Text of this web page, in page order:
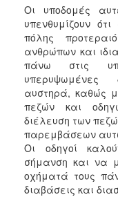
Οι υποδομές
υπενθυμίζουν
πόλης
ανθρώπων και
πάνω στις
υπερυψωμένες
αυστηρά, καθώς
πεζών και
διέλευση των
παρεμβάσεων
Οι οδηγοί
σήμανση και να
οχήματά τους
διαβάσεις και